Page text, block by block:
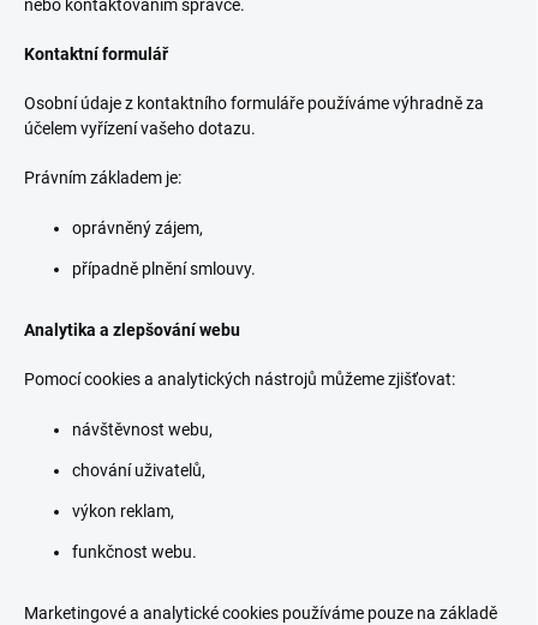
nebo kontaktováním správce.
Kontaktní formulář
Osobní údaje z kontaktního formuláře používáme výhradně za
účelem vyřízení vašeho dotazu.
Právním základem je:
oprávněný zájem,
případně plnění smlouvy.
Analytika a zlepšování webu
Pomocí cookies a analytických nástrojů můžeme zjišťovat:
návštěvnost webu,
chování uživatelů,
výkon reklam,
funkčnost webu.
Marketingové a analytické cookies používáme pouze na základě